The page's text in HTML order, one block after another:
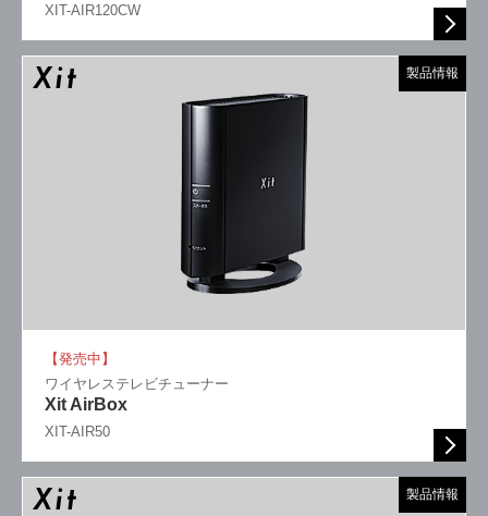
XIT-AIR120CW
製品情報
【発売中】
ワイヤレステレビチューナー
Xit AirBox
XIT-AIR50
製品情報